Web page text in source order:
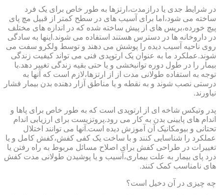
در شرایط جدی یا درازمدت،ارتزها به طور خاص برای یک فرد
ساخته می شود،اما برای آسیب های در سطح کمتر از قبیل مچ پای
پیچ خورده،بریس های از پیش ساخته شده که در اندازه های مختلف
در داروخانه ها در دسترس هستند استفاده می شوند.اینها به سادگی
روی ناحیه آسیب دیده را پوشش می دهند و توسط ولکرو سفت می
شوند.عملکرد ما به عنوان یک ارتوپدی فنی می تواند کیفیت زندگی
بیمار را در طول دوره توانبخشی و یا حتی بقیه زندگی تغییر دهد.با
توجه به استفاده طولانی مدت از از ارتزها،لازم است که آنها به
درستی نصب شوند و به نقطه و یا مناطق آزار دهنده بدن بیمار فشار
نیاورند.
پدر وتیکس شاخه ای از ارتوپدی است که به طور خاص برای پاها و
اندام های پایینی بدن به کار می رود.پروتزیست برای ارزیابی اندام
تحتانی و بیومکانیک آن آموزش دیده است.آنها می توانند اختلال
عملکرد را شناسایی کنند و با ساخت یک کفی کفش،کفش کامل و یا
تغییرات در طراحی کفش برای اصلاح مسائل مربوط به راه رفتن یا
درد پای بیمار به علت بیماری،آسیب و یا پوشیدن طولانی مدت کفش
های نامناسب کمک کنند.
چه چیزی در آن دخیل است؟